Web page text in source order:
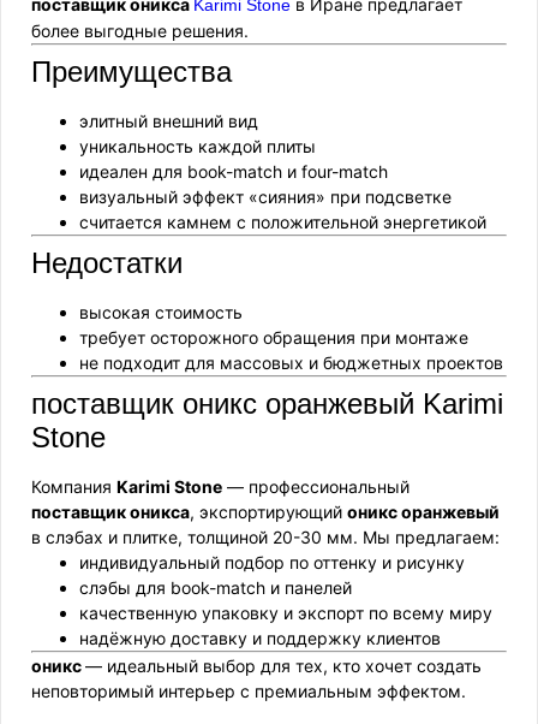
Karimi Stone
более выгодные решения.
Преимущества
элитный внешний вид
уникальность каждой плиты
идеален для book-match и four-match
визуальный эффект «сияния» при подсветке
считается камнем с положительной энергетикой
Недостатки
высокая стоимость
требует осторожного обращения при монтаже
не подходит для массовых и бюджетных проектов
поставщик оникс оранжевый Karimi
Stone
Компания Karimi Stone — профессиональный
поставщик оникса, экспортирующий оникс оранжевый
в слэбах и плитке, толщиной 20-30 мм. Мы предлагаем:
индивидуальный подбор по оттенку и рисунку
слэбы для book-match и панелей
качественную упаковку и экспорт по всему миру
надёжную доставку и поддержку клиентов
оникс— идеальный выбор для тех, кто хочет создать
неповторимый интерьер с премиальным эффектом.